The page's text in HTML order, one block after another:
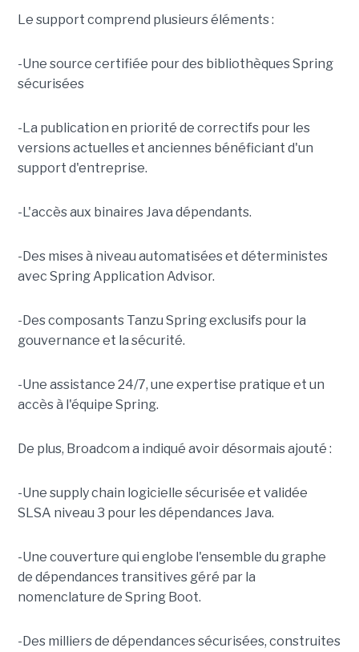
Le support comprend plusieurs éléments :
-Une source certifiée pour des bibliothèques Spring
sécurisées
-La publication en priorité de correctifs pour les
versions actuelles et anciennes bénéficiant d'un
support d'entreprise.
-L'accès aux binaires Java dépendants.
-Des mises à niveau automatisées et déterministes
avec Spring Application Advisor.
-Des composants Tanzu Spring exclusifs pour la
gouvernance et la sécurité.
-Une assistance 24/7, une expertise pratique et un
accès à l'équipe Spring.
De plus, Broadcom a indiqué avoir désormais ajouté :
-Une supply chain logicielle sécurisée et validée
SLSA niveau 3 pour les dépendances Java.
-Une couverture qui englobe l'ensemble du graphe
de dépendances transitives géré par la
nomenclature de Spring Boot.
-Des milliers de dépendances sécurisées, construites